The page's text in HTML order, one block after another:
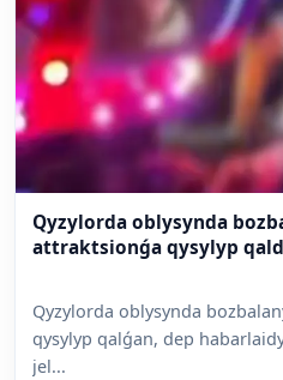
Qyzylorda oblysynda
attraktsionǵa qysylyp
Qyzylorda oblysynda
qysylyp qalǵan, dep
jel...